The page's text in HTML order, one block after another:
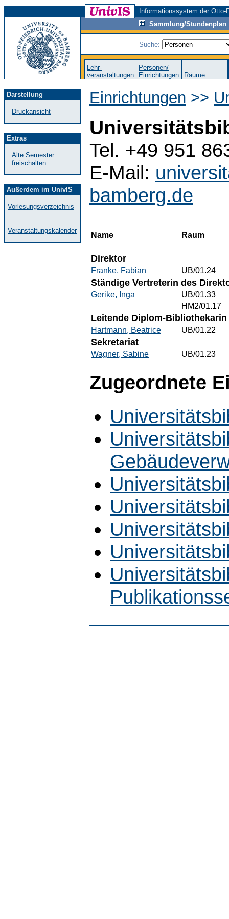
Informationssystem der
Sammlung/Stundenplan
Suche:
Lehr-
veranstaltungen
Personen/
Einrichtungen
Räume
Darstellung
Druckansicht
Extras
Alte Semester
freischalten
Außerdem im UnivIS
Vorlesungsverzeichnis
Veranstaltungskalender
Einrichtungen >>
Tel. +49 951
E-Mail:
bamberg.de
Name Raum
Direktor
Franke, Fabian UB/01.24
Ständige Vertreterin des
Gerike, Inga
UB/01.33
HM2/01.17
Leitende Diplom-Bibliothekarin
Hartmann, Beatrice UB/01.22
Sekretariat
Wagner, Sabine UB/01.23
Zugeordnete